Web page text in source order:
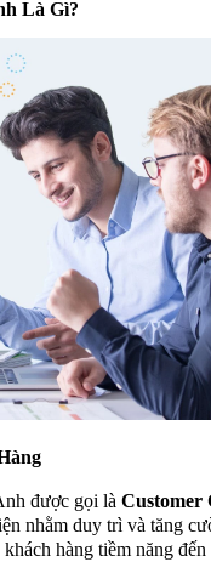
Là Gì?
được gọi là Customer
nhằm duy trì và tăng
hàng tiềm năng